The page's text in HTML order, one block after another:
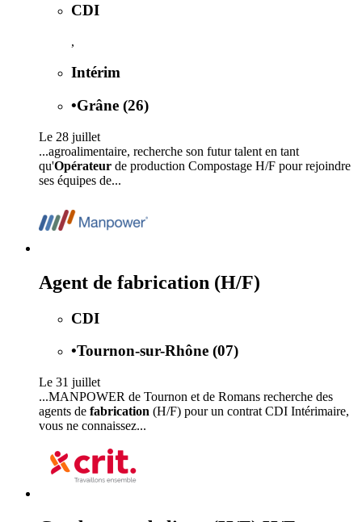
CDI
,
Intérim
•Grâne (26)
Le 28 juillet
...agroalimentaire, recherche son futur talent en tant
qu'Opérateur de production Compostage H/F pour rejoindre
ses équipes de...
Agent de fabrication (H/F)
CDI
•Tournon-sur-Rhône (07)
Le 31 juillet
...MANPOWER de Tournon et de Romans recherche des
agents de fabrication (H/F) pour un contrat CDI Intérimaire,
vous ne connaissez...